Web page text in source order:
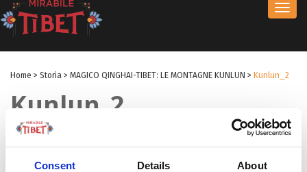
Consent Details About
Home > Storia > MAGICO QINGHAI-TIBET: LE MONTAGNE KUNLUN > Kunlun_2
Kunlun_2
by Redazione I